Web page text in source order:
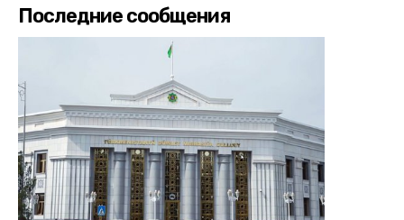
Последние сообщения